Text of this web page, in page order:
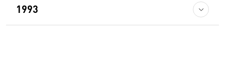
1993